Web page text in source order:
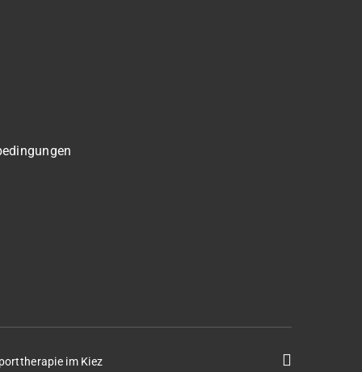
im Kiez